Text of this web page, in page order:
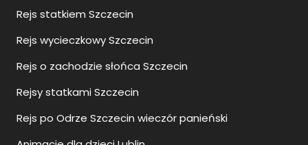
Rejs statkiem Szczecin
Rejs wycieczkowy Szczecin
Rejs o zachodzie słońca Szczecin
Rejsy statkami Szczecin
Rejs po Odrze Szczecin wieczór panieński